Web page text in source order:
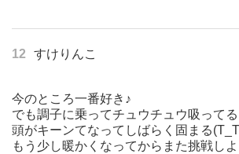
12 すけりんこ
今のところ一番好き♪
でも調子に乗ってチュウチュウ吸ってる
頭がキーンてなってしばらく固まる
もう少し暖かくなってからまた挑戦しよ